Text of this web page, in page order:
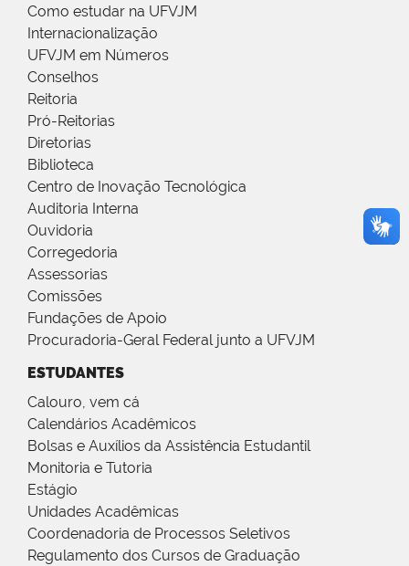
Como estudar na UFVJM
Internacionalização
UFVJM em Números
Conselhos
Reitoria
Pró-Reitorias
Diretorias
Biblioteca
Centro de Inovação Tecnológica
Auditoria Interna
Ouvidoria
Corregedoria
Assessorias
Comissões
Fundações de Apoio
Procuradoria-Geral Federal junto a UFVJM
ESTUDANTES
Calouro, vem cá
Calendários Acadêmicos
Bolsas e Auxílios da Assistência Estudantil
Monitoria e Tutoria
Estágio
Unidades Acadêmicas
Coordenadoria de Processos Seletivos
Regulamento dos Cursos de Graduação